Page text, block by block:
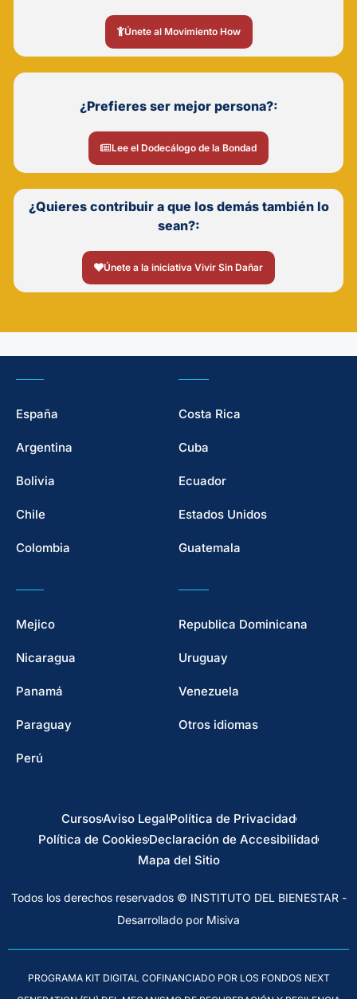
Únete al Movimiento How
¿Prefieres ser mejor persona?:
Lee el Dodecálogo de la Bondad
¿Quieres contribuir a que los demás también lo
sean?:
Únete a la iniciativa Vivir Sin Dañar
España
Argentina
Bolivia
Chile
Colombia
Costa Rica
Cuba
Ecuador
Estados Unidos
Guatemala
Mejico
Nicaragua
Panamá
Paraguay
Perú
Republica Dominicana
Uruguay
Venezuela
Otros idiomas
CursosAviso LegalPolítica de Privacidad
Política de CookiesDeclaración de Accesibilidad
Mapa del Sitio
Todos los derechos reservados © INSTITUTO DEL BIENESTAR -
Desarrollado por Misiva
PROGRAMA KIT DIGITAL COFINANCIADO POR LOS FONDOS NEXT